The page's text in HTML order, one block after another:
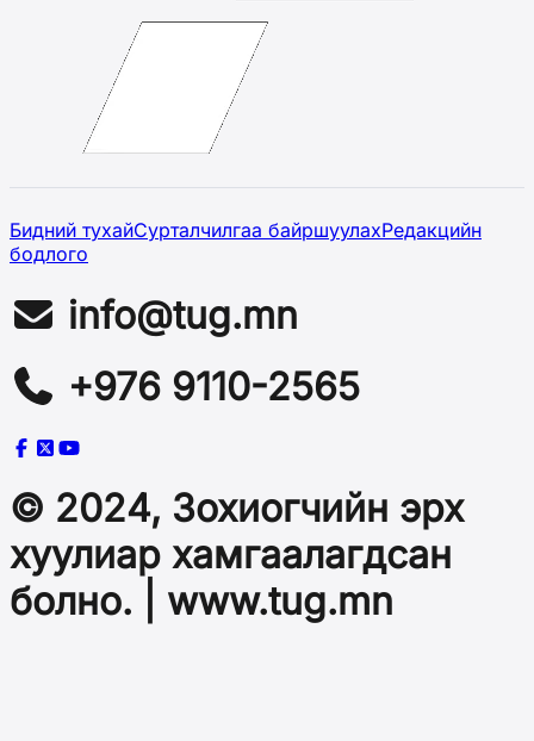
Бидний тухайСурталчилгаа байршуулахРедакцийн
бодлого
info@tug.mn
+976 9110-2565
© 2024, Зохиогчийн эрх
хуулиар хамгаалагдсан
болно. | www.tug.mn